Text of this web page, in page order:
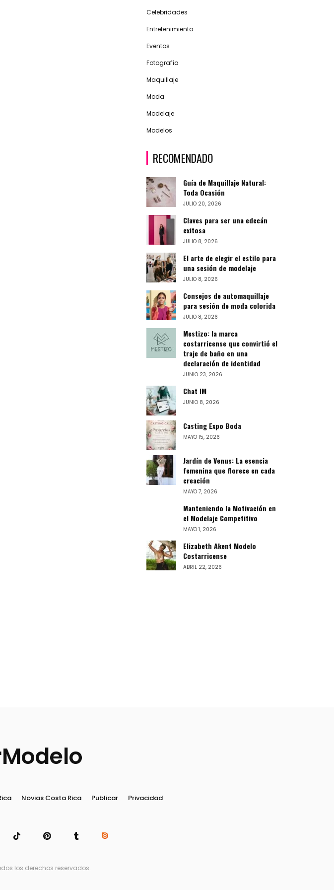
Celebridades
Entretenimiento
Eventos
Fotografía
Maquillaje
Moda
Modelaje
Modelos
RECOMENDADO
Guía de Maquillaje Natural:
Toda Ocasión
JULIO 20, 2026
Claves para ser una edecán
exitosa
JULIO 8, 2026
El arte de elegir el estilo para
una sesión de modelaje
JULIO 8, 2026
Consejos de automaquillaje
para sesión de moda colorida
JULIO 8, 2026
Mestizo: la marca
costarricense que convirtió el
traje de baño en una
declaración de identidad
JUNIO 23, 2026
Chat IM
JUNIO 8, 2026
Casting Expo Boda
MAYO 15, 2026
Jardín de Venus: La esencia
femenina que florece en cada
creación
MAYO 7, 2026
Manteniendo la Motivación en
el Modelaje Competitivo
MAYO 1, 2026
Elizabeth Akent Modelo
Costarricense
ABRIL 22, 2026
Novias Costa Rica Publicar Privacidad
los derechos reservados.